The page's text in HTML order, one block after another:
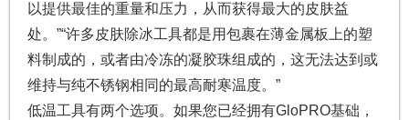
以提供最佳的重量和压力，从而获得最大的皮肤益
处。”“许多皮肤除冰工具都是用包裹在薄金属板上的塑
料制成的，或者由冷冻的凝胶珠组成的，这无法达到或
维持与纯不锈钢相同的最高耐寒温度。”
低温工具有两个选项。如果您已经拥有GloPRO基础，